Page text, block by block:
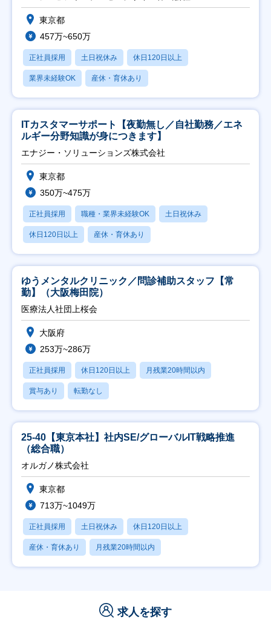
東京都
457万~650万
正社員採用 土日祝休み 休日120日以上
業界未経験OK 産休・育休あり
ITカスタマーサポート【夜勤無し／自社勤務／エネ
ルギー分野知識が身につきます】
エナジー・ソリューションズ株式会社
東京都
350万~475万
正社員採用 職種・業界未経験OK 土日祝休み
休日120日以上 産休・育休あり
ゆうメンタルクリニック／問診補助スタッフ【常
勤】（大阪梅田院）
医療法人社団上桜会
大阪府
253万~286万
正社員採用 休日120日以上 月残業20時間以内
賞与あり 転勤なし
25-40【東京本社】社内SE/グローバルIT戦略推進
（総合職）
オルガノ株式会社
東京都
713万~1049万
正社員採用 土日祝休み 休日120日以上
産休・育休あり 月残業20時間以内
求人を探す